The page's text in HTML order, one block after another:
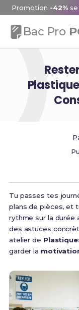
Promotion -42%se
Bac Pro
Tu passes tes
plans de pièces, et
rythme sur la durée
des astuces
atelier de
garder la